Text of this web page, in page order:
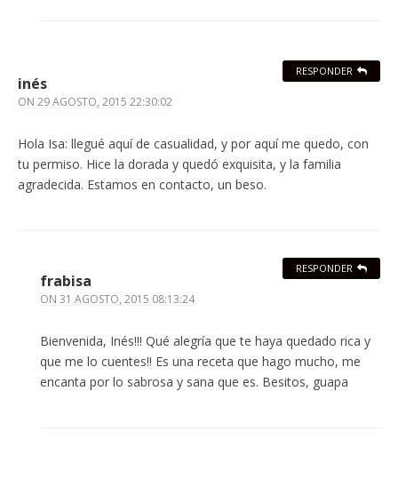
inés
ON 29 AGOSTO, 2015 22:30:02
Hola Isa: llegué aquí de casualidad, y por aquí me quedo, con
tu permiso. Hice la dorada y quedó exquisita, y la familia
agradecida. Estamos en contacto, un beso.
RESPONDER
frabisa
ON 31 AGOSTO, 2015 08:13:24
Bienvenida, Inés!!! Qué alegría que te haya quedado rica y
que me lo cuentes!! Es una receta que hago mucho, me
encanta por lo sabrosa y sana que es. Besitos, guapa
RESPONDER